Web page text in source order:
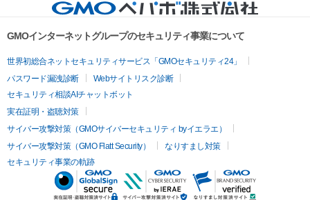
GMOインターネットグループのセキュリティ事業について
世界初総合ネットセキュリティサービス「GMOセキュリティ24」
パスワード漏洩診断
Webサイトリスク診断
セキュリティ相談AIチャットボット
実在証明・盗聴対策
サイバー攻撃対策（GMOサイバーセキュリティ byイエラエ）
サイバー攻撃対策（GMO Flatt Security）
なりすまし対策
セキュリティ事業の軌跡